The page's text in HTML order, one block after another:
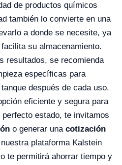
de productos químicos
también lo convierte en una
a donde se necesite, ya
su almacenamiento.
resultados, se recomienda
específicas para
después de cada uso.
eficiente y segura para
estado, te invitamos
o generar una cotización
plataforma Kalstein
te permitirá ahorrar tiempo y